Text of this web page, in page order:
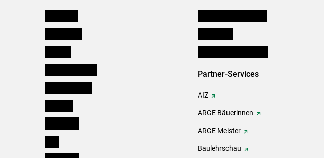
Partner-Services
AIZ
ARGE Bäuerinnen
ARGE Meister
Baulehrschau